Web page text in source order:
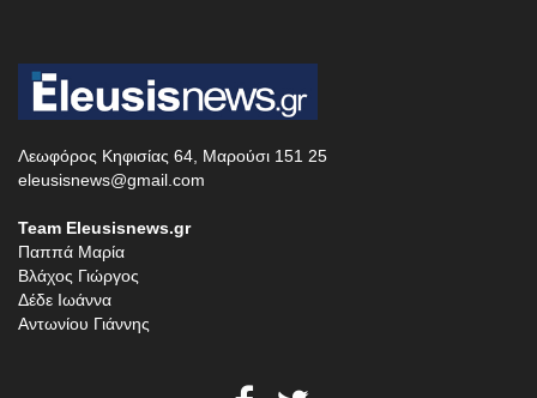
Λεωφόρος Κηφισίας 64, Μαρούσι 151 25
eleusisnews@gmail.com
Team Eleusisnews.gr
Παππά Μαρία
Βλάχος Γιώργος
Δέδε Ιωάννα
Αντωνίου Γιάννης